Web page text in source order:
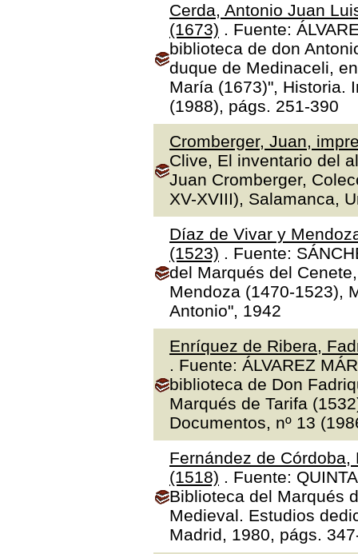
Cerda, Antonio Juan
(1673) . Fuente:
biblioteca de don
duque de Medinaceli,
María (1673)", Historia.
(1988), págs. 251-390
Cromberger, Juan,
Clive, El inventario del
Juan Cromberger,
XV-XVIII), Salamanca,
Díaz de Vivar y
(1523) . Fuente:
del Marqués del
Mendoza (1470-1523),
Antonio", 1942
Enríquez de Ribera,
. Fuente: ÁLVAREZ
biblioteca de Don
Marqués de Tarifa
Documentos, nº 13
Fernández de
(1518) . Fuente:
Biblioteca del Marqués
Medieval. Estudios
Madrid, 1980, págs.